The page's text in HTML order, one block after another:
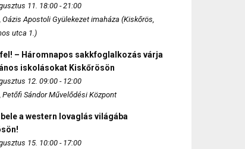
11. 18:00 - 21:00
Oázis Apostoli Gyülekezet imaháza (Kiskőrös,
utca 1.)
– Háromnapos sakkfoglalkozás várja
iskolásokat Kiskőrösön
12. 09:00 - 12:00
Petőfi Sándor Művelődési Központ
a western lovaglás világába
15. 10:00 - 17:00